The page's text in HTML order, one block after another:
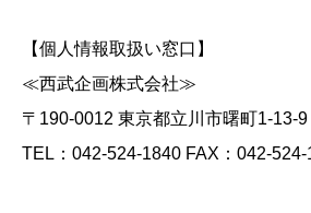
【個人情報取扱い窓口】
≪西武企画株式会社≫
〒190-0012 東京都立川市曙町1-13-9
TEL：042-524-1840 FAX：042-524-